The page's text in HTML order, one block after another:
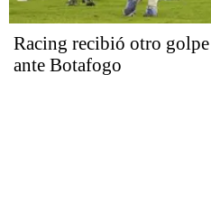
Racing recibió otro golpe
ante Botafogo